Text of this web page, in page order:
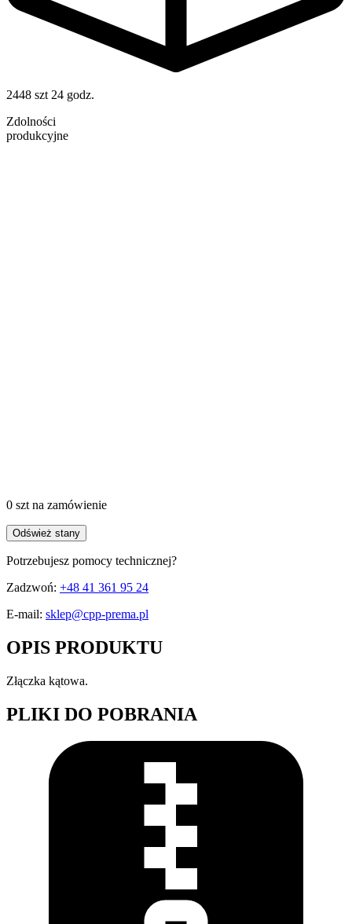
2448 szt24 godz.
Zdolności
produkcyjne
0 sztna zamówienie
Odśwież stany
Potrzebujesz pomocy technicznej?
Zadzwoń: +48 41 361 95 24
E-mail: sklep@cpp-prema.pl
OPIS PRODUKTU
Złączka kątowa.
PLIKI DO POBRANIA